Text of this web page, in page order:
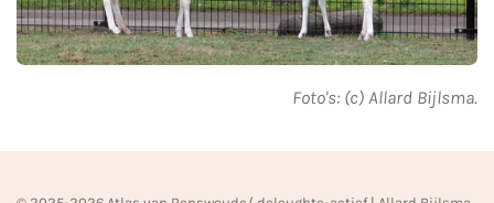
Foto's: (c) Allard Bijlsma.